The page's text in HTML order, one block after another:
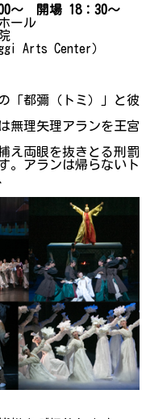
00～ 開場 18：30～
ール
Arts Center）
「都彌（トミ）」と彼
無理矢理アランを王宮
え両眼を抜きとる刑罰
。アランは帰らないト